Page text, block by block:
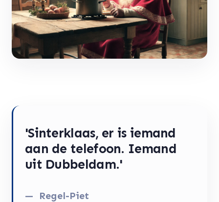
'Sinterklaas, er is iemand
aan de telefoon. Iemand
uit Dubbeldam.'
Regel-Piet